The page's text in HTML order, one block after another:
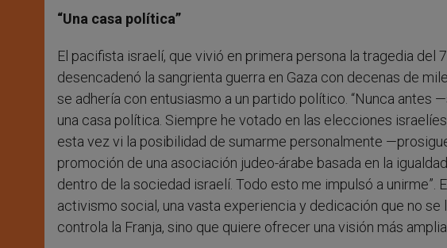
“Una casa política”
El pacifista israelí, que vivió en primera persona la tragedia del
desencadenó la sangrienta guerra en Gaza con decenas de
se adhería con entusiasmo a un partido político. “Nunca
una casa política. Siempre he votado en las elecciones
esta vez vi la posibilidad de sumarme personalmente
promoción de una asociación judeo-árabe basada en la
dentro de la sociedad israelí. Todo esto me impulsó a
activismo social, una vasta experiencia y dedicación que no
controla la Franja, sino que quiere ofrecer una visión más amplia.